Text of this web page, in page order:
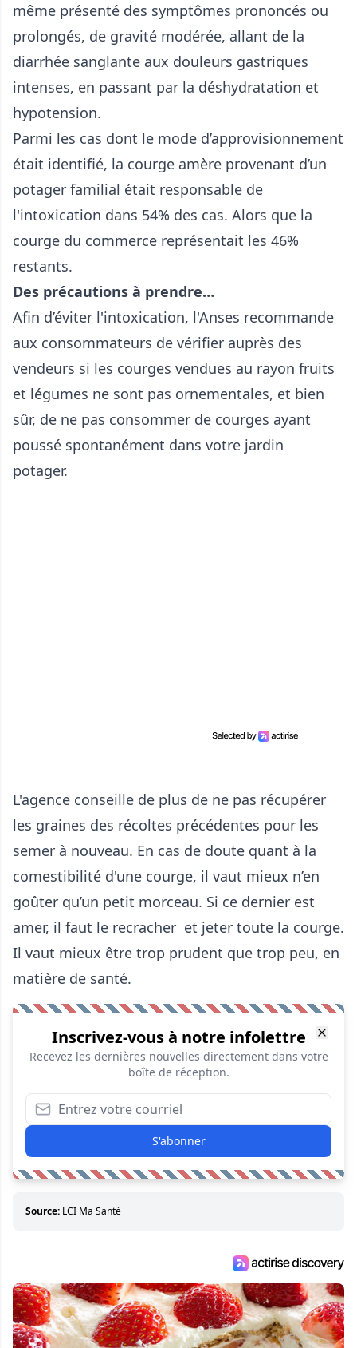
même présenté des symptômes prononcés ou
prolongés, de gravité modérée, allant de la
diarrhée sanglante aux douleurs gastriques
intenses, en passant par la déshydratation et
hypotension.
Parmi les cas dont le mode d’approvisionnement
était identifié, la courge amère provenant d’un
potager familial était responsable de
l'intoxication dans 54% des cas. Alors que la
courge du commerce représentait les 46%
restants.
Des précautions à prendre…
Afin d’éviter l'intoxication, l'Anses recommande
aux consommateurs de vérifier auprès des
vendeurs si les courges vendues au rayon fruits
et légumes ne sont pas ornementales, et bien
sûr, de ne pas consommer de courges ayant
poussé spontanément dans votre jardin
potager.
L'agence conseille de plus de ne pas récupérer
les graines des récoltes précédentes pour les
semer à nouveau. En cas de doute quant à la
comestibilité d'une courge, il vaut mieux n’en
goûter qu’un petit morceau. Si ce dernier est
amer, il faut le recracher et jeter toute la courge.
Il vaut mieux être trop prudent que trop peu, en
matière de santé.
Inscrivez-vous à notre infolettre
Recevez les dernières nouvelles directement dans votre
boîte de réception.
S'abonner
Source: LCI Ma Santé